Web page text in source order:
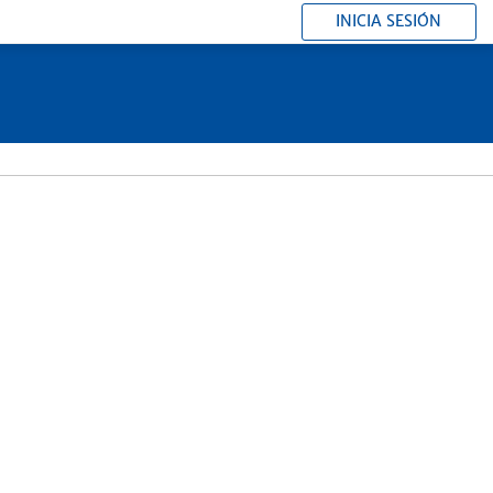
INICIA SESIÓN